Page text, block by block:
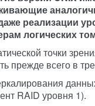
реализации
логических
точки
прежде всего в
RAID уровня 1).